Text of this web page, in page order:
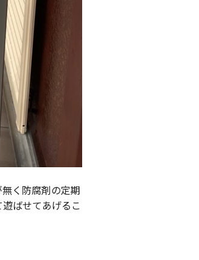
く防腐剤の定期
ばせてあげるこ